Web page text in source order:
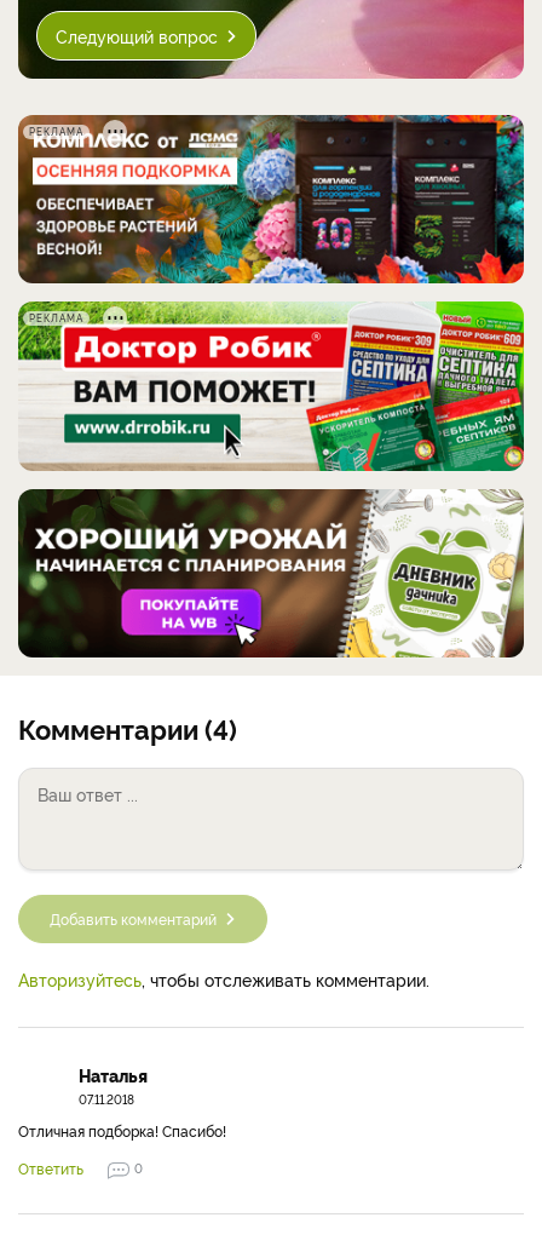
Следующий вопрос
РЕКЛАМА
РЕКЛАМА
Комментарии (4)
Добавить комментарий
Авторизуйтесь, чтобы отслеживать комментарии.
Наталья
07.11.2018
Отличная подборка! Спасибо!
Ответить
0